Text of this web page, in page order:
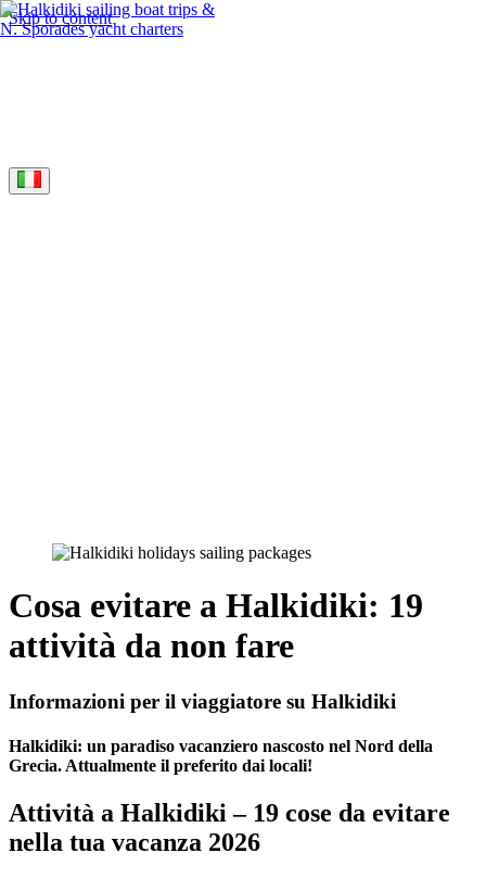
Skip to content
Cosa evitare a Halkidiki: 19
attività da non fare
Informazioni per il viaggiatore su Halkidiki
Halkidiki: un paradiso vacanziero nascosto nel Nord della
Grecia. Attualmente il preferito dai locali!
Attività a Halkidiki – 19 cose da evitare
nella tua vacanza 2026